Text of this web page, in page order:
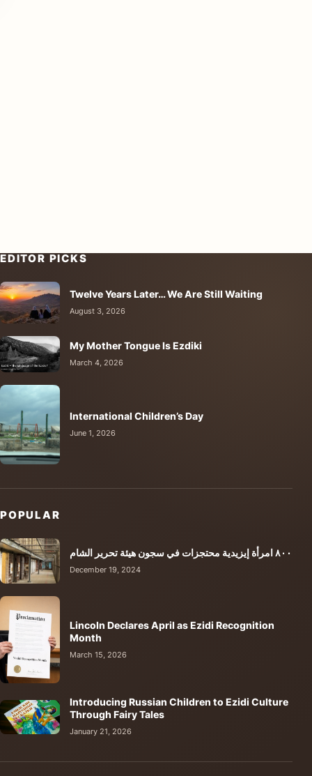
EDITOR PICKS
Twelve Years Later… We Are Still Waiting
August 3, 2026
My Mother Tongue Is Ezdiki
March 4, 2026
International Children’s Day
June 1, 2026
POPULAR
٨٠٠ امرأة إيزيدية محتجزات في سجون هيئة تحرير الشام
December 19, 2024
Lincoln Declares April as Ezidi Recognition
Month
March 15, 2026
Introducing Russian Children to Ezidi Culture
Through Fairy Tales
January 21, 2026